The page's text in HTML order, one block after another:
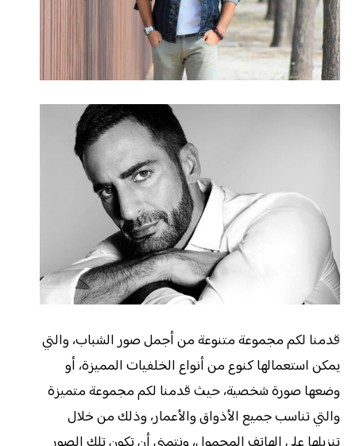
قدمنا لكم مجموعة متنوعة من أجمل صور الشباب، والتي
يمكن استعمالها كنوع من أنواع الخلفيات المميزة، أو
وضعها صورة شخصية، حيث قدمنا لكم مجموعة متميزة
والتي تناسب جميع الأذواق والأعمار، وذلك من خلال